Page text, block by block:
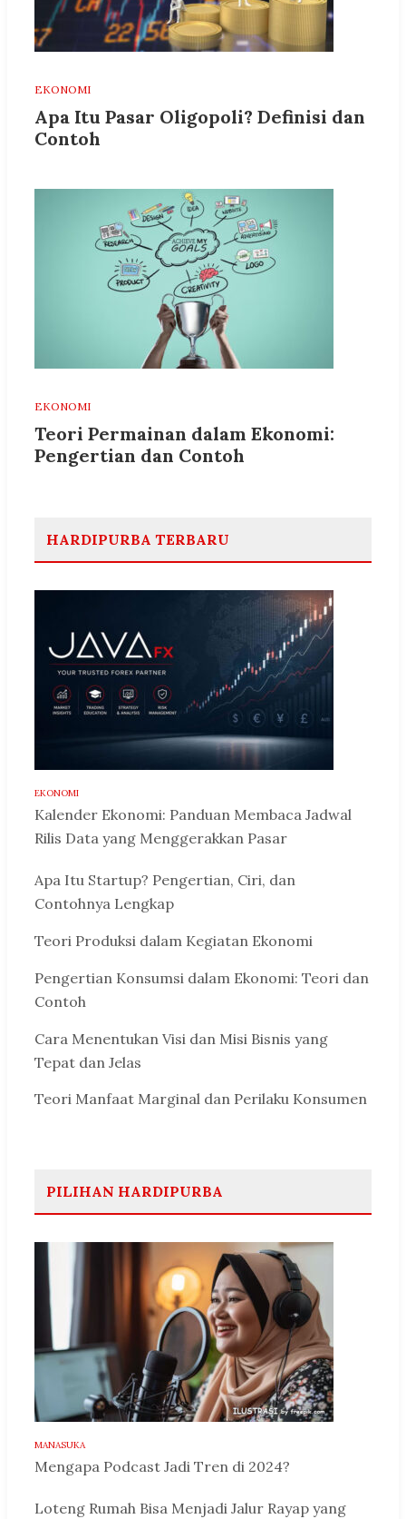
EKONOMI
Apa Itu Pasar Oligopoli? Definisi dan
Contoh
EKONOMI
Teori Permainan dalam Ekonomi:
Pengertian dan Contoh
HARDIPURBA TERBARU
EKONOMI
Kalender Ekonomi: Panduan Membaca Jadwal
Rilis Data yang Menggerakkan Pasar
Apa Itu Startup? Pengertian, Ciri, dan
Contohnya Lengkap
Teori Produksi dalam Kegiatan Ekonomi
Pengertian Konsumsi dalam Ekonomi: Teori dan
Contoh
Cara Menentukan Visi dan Misi Bisnis yang
Tepat dan Jelas
Teori Manfaat Marginal dan Perilaku Konsumen
PILIHAN HARDIPURBA
MANASUKA
Mengapa Podcast Jadi Tren di 2024?
Loteng Rumah Bisa Menjadi Jalur Rayap yang